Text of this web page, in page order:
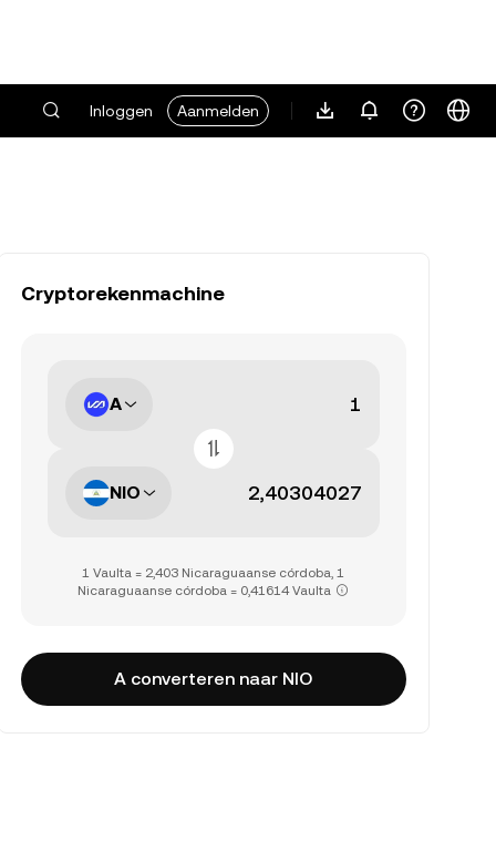
Inloggen Aanmelden
Cryptorekenmachine
A
NIO
1 Vaulta = 2,403 Nicaraguaanse córdoba, 1
Nicaraguaanse córdoba = 0,41614 Vaulta
A converteren naar NIO